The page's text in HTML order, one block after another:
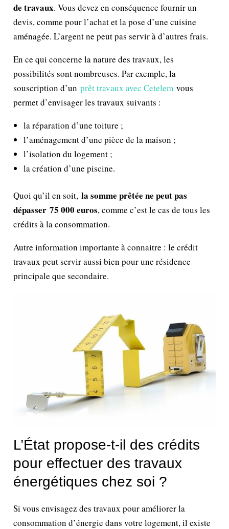
de travaux. Vous devez en conséquence fournir un
devis, comme pour l’achat et la pose d’une cuisine
aménagée. L’argent ne peut pas servir à d’autres frais.
En ce qui concerne la nature des travaux, les
possibilités sont nombreuses. Par exemple, la
souscription d’unprêt travaux avec Cetelem vous
permet d’envisager les travaux suivants :
la réparation d’une toiture ;
l’aménagement d’une pièce de la maison ;
l’isolation du logement ;
la création d’une piscine.
Quoi qu’il en soit,la somme prêtée ne peut pas
dépasser 75 000 euros, comme c’est le cas de tous les
crédits à la consommation.
Autre information importante à connaitre : le crédit
travaux peut servir aussi bien pour une résidence
principale que secondaire.
L’État propose-t-il des crédits
pour effectuer des travaux
énergétiques chez soi ?
Si vous envisagez des travaux pour améliorer la
consommation d’énergie dans votre logement, il existe